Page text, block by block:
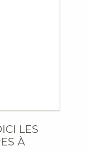
LES
À